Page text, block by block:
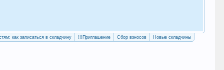
как записаться в складчину !!!Приглашение Сбор взносов Новые складчины